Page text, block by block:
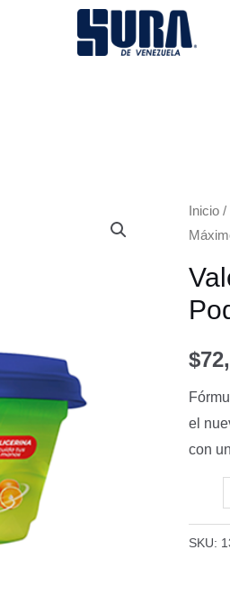
Inicio /
$
el
con
Vale
250
g
1x36
SKU: